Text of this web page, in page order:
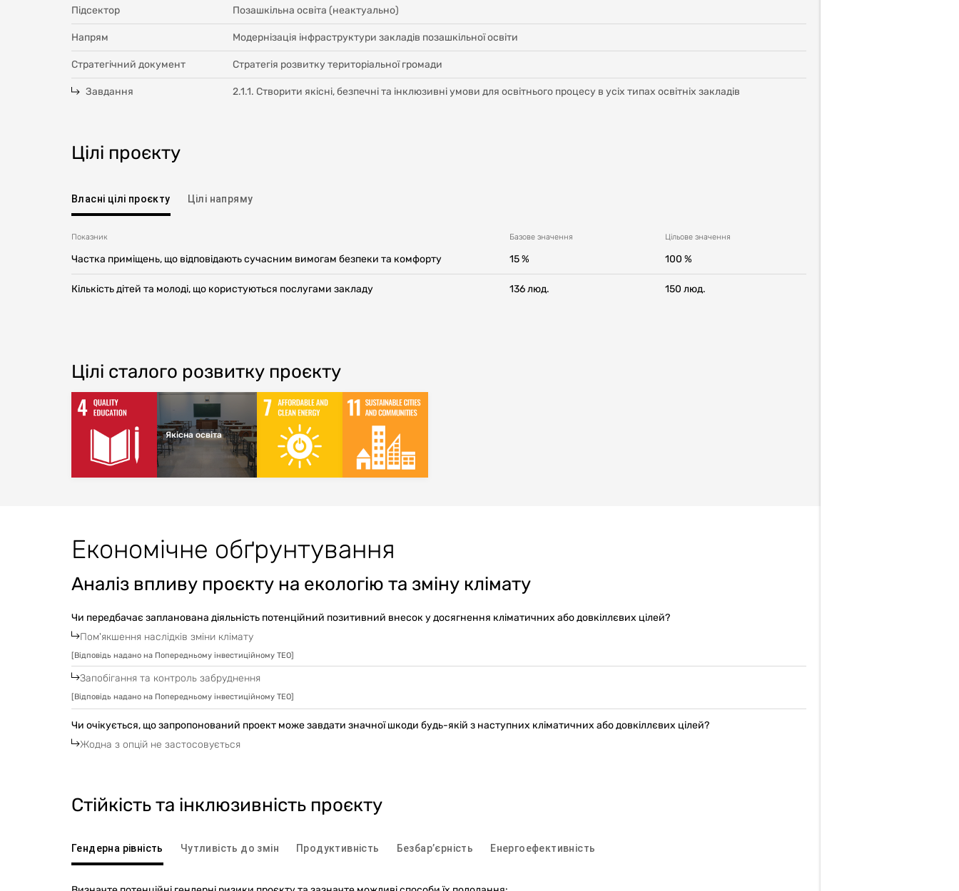
Підсектор Позашкільна освіта (неактуально)
Напрям Модернізація інфраструктури закладів позашкільної освіти
Стратегічний документ Стратегія розвитку територіальної громади
Завдання 2.1.1. Створити якісні, безпечні та інклюзивні умови для освітнього процесу в усіх типах освітніх закладів
Цілі проєкту
Власні цілі проєкту Цілі напряму
Показник Базове значення Цільовe значення
Частка приміщень, що відповідають сучасним вимогам безпеки та комфорту 15 % 100 %
Кількість дітей та молоді, що користуються послугами закладу 136 люд. 150 люд.
Цілі сталого розвитку проєкту
Якісна освіта
Економічне обґрунтування
Аналіз впливу проєкту на екологію та зміну клімату
Чи передбачає запланована діяльність потенційний позитивний внесок у досягнення кліматичних або довкіллєвих цілей?
Пом'якшення наслідків зміни клімату
[Відповідь надано на Попередньому інвестиційному ТЕО]
Запобігання та контроль забруднення
[Відповідь надано на Попередньому інвестиційному ТЕО]
Чи очікується, що запропонований проект може завдати значної шкоди будь-якій з наступних кліматичних або довкіллєвих цілей?
Жодна з опцій не застосовується
Стійкість та інклюзивність проєкту
Гендерна рівність Чутливість до змін Продуктивність Безбарʼєрність Енергоефективність